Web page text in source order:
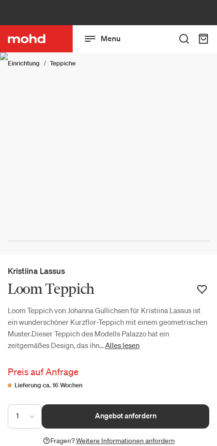
Menu
Einrichtung Teppiche
Kristiina Lassus
Loom Teppich
Loom Teppich von Johanna Gullichsen für Kristiina Lassus ist
ein wunderschöner Kurzflor-Teppich mit einem geometrischen
Muster.Dieser Teppich des Modells Palazzo hat ein
zeitgemäßes Design, das ihn...Alles lesen
Preis auf Anfrage
Lieferung ca. 16 Wochen
1 Angebot anfordern
Fragen?Weitere Informationen anfordern